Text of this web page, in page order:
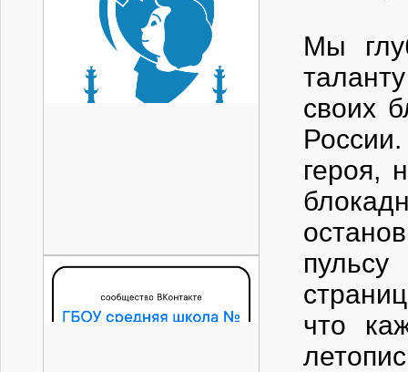
Мы
своих
героя,
что